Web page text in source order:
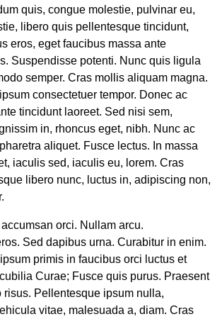
quis, congue molestie, pulvinar eu,
libero quis pellentesque tincidunt,
eros, eget faucibus massa ante
Suspendisse potenti. Nunc quis ligula
semper. Cras mollis aliquam magna.
consectetuer tempor. Donec ac
tincidunt laoreet. Sed nisi sem,
in, rhoncus eget, nibh. Nunc ac
aliquet. Fusce lectus. In massa
iaculis sed, iaculis eu, lorem. Cras
libero nunc, luctus in, adipiscing non,
orci. Nullam arcu.
Sed dapibus urna. Curabitur in enim.
primis in faucibus orci luctus et
Curae; Fusce quis purus. Praesent
risus. Pellentesque ipsum nulla,
vitae, malesuada a, diam. Cras